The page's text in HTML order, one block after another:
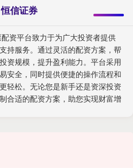
恒信证券
资平台致力于为广大投资者提供
持服务。通过灵活的配资方案，帮
资规模，提升盈利能力。平台采用
安全，同时提供便捷的操作流程和
轻松。无论您是新手还是资深投资
合适的配资方案，助您实现财富增